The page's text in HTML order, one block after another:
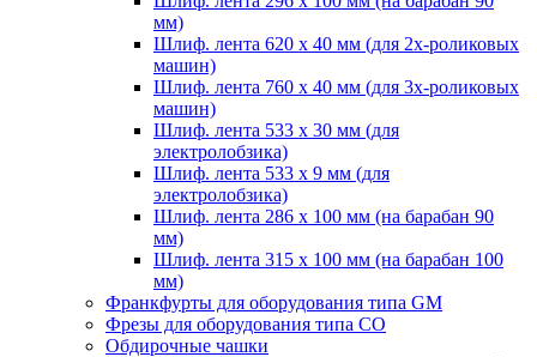
мм)
Шлиф. лента 620 х 40 мм (для 2х-роликовых
машин)
Шлиф. лента 760 х 40 мм (для 3х-роликовых
машин)
Шлиф. лента 533 х 30 мм (для
электролобзика)
Шлиф. лента 533 х 9 мм (для
электролобзика)
Шлиф. лента 286 х 100 мм (на барабан 90
мм)
Шлиф. лента 315 х 100 мм (на барабан 100
мм)
Франкфурты для оборудования типа GM
Фрезы для оборудования типа СО
Обдирочные чашки